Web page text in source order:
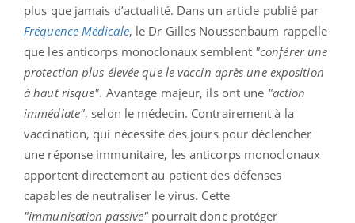
plus que jamais d’actualité. Dans un article publié par
Fréquence Médicale, le Dr Gilles Noussenbaum rappelle
que les anticorps monoclonaux semblent "conférer une
protection plus élevée que le vaccin après une exposition
à haut risque". Avantage majeur, ils ont une "action
immédiate", selon le médecin. Contrairement à la
vaccination, qui nécessite des jours pour déclencher
une réponse immunitaire, les anticorps monoclonaux
apportent directement au patient des défenses
capables de neutraliser le virus. Cette
"immunisation passive" pourrait donc protéger